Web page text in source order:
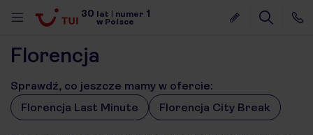
30 lat numer 1
w Polsce
Florencja
Sprawdź, co jeszcze mamy w ofercie:
Florencja Last Minute
Florencja City Break